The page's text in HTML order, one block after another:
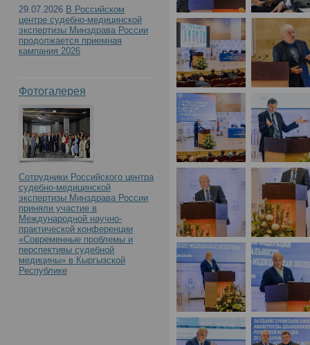
29.07.2026 В Российском
центре судебно-медицинской
экспертизы Минздрава России
продолжается приемная
кампания 2026
Фотогалерея
Сотрудники Российского центра
судебно-медицинской
экспертизы Минздрава России
приняли участие в
Международной научно-
практической конференции
«Современные проблемы и
перспективы судебной
медицины» в Кыргызской
Республике